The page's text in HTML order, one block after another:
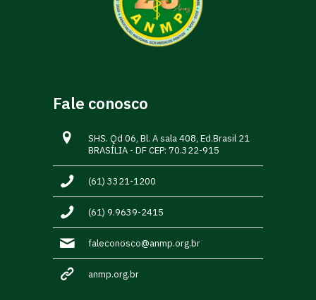
Fale conosco
SHS. Qd 06, Bl. A sala 408, Ed.Brasil 21
BRASÍLIA - DF CEP: 70.322-915
(61) 3321-1200
(61) 9.9639-2415
faleconosco@anmp.org.br
anmp.org.br